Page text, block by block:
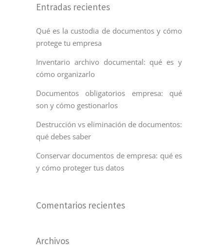
Entradas recientes
Qué es la custodia de documentos y cómo
protege tu empresa
Inventario archivo documental: qué es y
cómo organizarlo
Documentos obligatorios empresa: qué
son y cómo gestionarlos
Destrucción vs eliminación de documentos:
qué debes saber
Conservar documentos de empresa: qué es
y cómo proteger tus datos
Comentarios recientes
Archivos